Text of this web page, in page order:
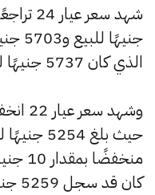
الذي كان 5737 جنيهًا للبيع و5714 جنيهًا للشراء.
وشهد
كان قد سجل 5259 جنيهًا للبيع و 5238 جنيهًا للشراء.